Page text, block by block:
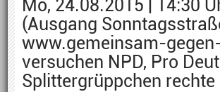
Mo, 24.08.2015 | 14:30
(Ausgang
www.gemeinsam-
versuchen NPD, Pro
Splittergrüppchen rechte